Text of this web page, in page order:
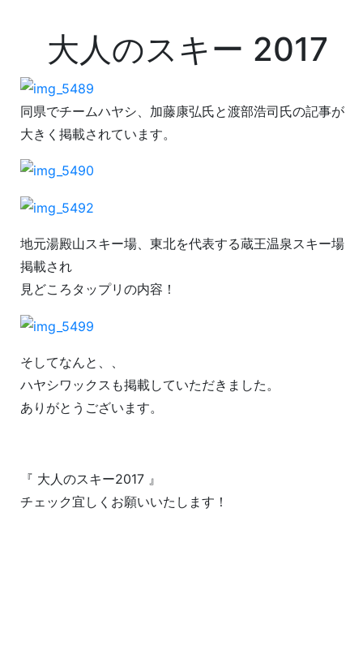
大人のスキー 2017
同県でチームハヤシ、加藤康弘氏と渡部浩司氏の記事が
大きく掲載されています。
地元湯殿山スキー場、東北を代表する蔵王温泉スキー場
掲載され
見どころタップリの内容！
そしてなんと、、
ハヤシワックスも掲載していただきました。
ありがとうございます。
『 大人のスキー2017 』
チェック宜しくお願いいたします！